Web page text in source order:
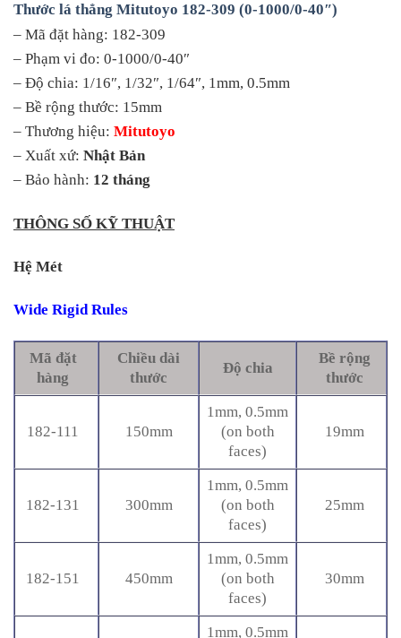
Thước lá thẳng Mitutoyo 182-309 (0-1000/0-40″)
– Mã đặt hàng: 182-309
– Phạm vi đo: 0-1000/0-40″
– Độ chia: 1/16″, 1/32″, 1/64″, 1mm, 0.5mm
– Bề rộng thước: 15mm
– Thương hiệu: Mitutoyo
– Xuất xứ: Nhật Bản
– Bảo hành: 12 tháng
THÔNG SỐ KỸ THUẬT
Hệ Mét
Wide Rigid Rules
Mã đặt
hàng
Chiều dài
thước
Độ chia
Bề rộng
thước
182-111 150mm
1mm, 0.5mm
(on both
faces)
19mm
182-131 300mm
1mm, 0.5mm
(on both
faces)
25mm
182-151 450mm
1mm, 0.5mm
(on both
faces)
30mm
1mm, 0.5mm